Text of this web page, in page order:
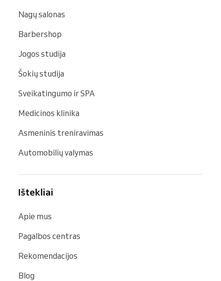
Nagų salonas
Barbershop
Jogos studija
Šokių studija
Sveikatingumo ir SPA
Medicinos klinika
Asmeninis treniravimas
Automobilių valymas
Ištekliai
Apie mus
Pagalbos centras
Rekomendacijos
Blog